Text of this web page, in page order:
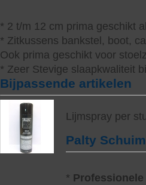
* 2 t/m 12 cm prima geschikt
* Zitkussens bankstel, boot,
Ook prima geschikt voor
* Zeer Stevige slaapkwaliteit
Bijpassende artikelen
Lijmspray per
Palty
* Professionele